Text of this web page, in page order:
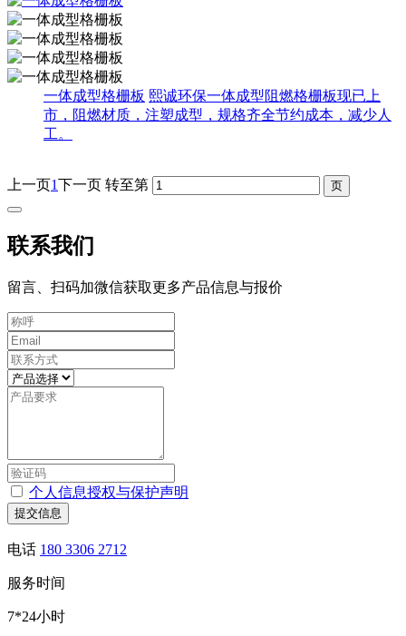
一体成型格栅板 熙诚环保一体成型阻燃格栅板现已上
市，阻燃材质，注塑成型，规格齐全节约成本，减少人
工。
上一页1下一页 转至第
联系我们
留言、扫码加微信获取更多产品信息与报价
个人信息授权与保护声明
提交信息
电话 180 3306 2712
服务时间
7*24小时